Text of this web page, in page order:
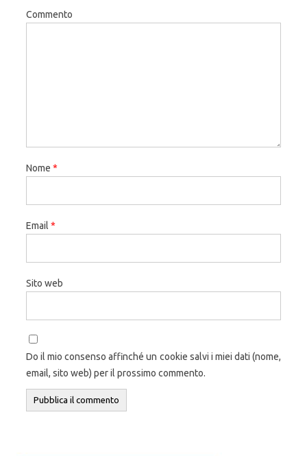
Commento
Nome *
Email *
Sito web
Do il mio consenso affinché un cookie salvi i miei dati (nome,
email, sito web) per il prossimo commento.